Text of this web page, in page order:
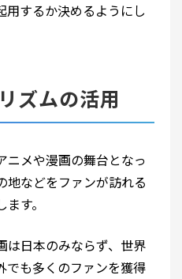
用するか決めるようにし
ズムの活用
ニメや漫画の舞台となっ
地などをファンが訪れる
す。
は日本のみならず、世界
でも多くのファンを獲得